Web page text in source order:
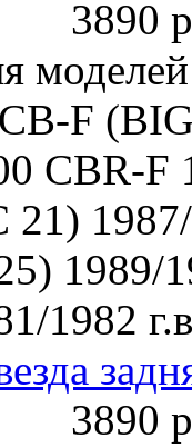
3890
F
CBR-F
21)
1989/
1982
3890